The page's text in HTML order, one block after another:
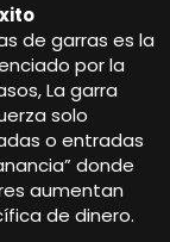
de garras es la
por la
La garra
solo
o entradas
donde
aumentan
de dinero.